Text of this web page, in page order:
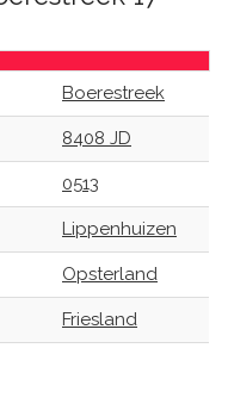
Boerestreek
8408 JD
0513
Lippenhuizen
Opsterland
Friesland